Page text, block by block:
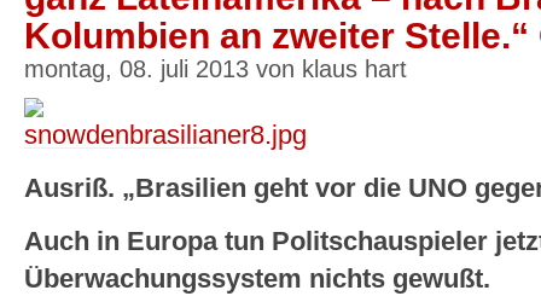
Kolumbien an zweiter Stelle.“
montag, 08. juli 2013 von klaus hart
Ausriß. „Brasilien geht vor die UNO
Auch in Europa tun Politschauspieler
Überwachungssystem nichts gewußt.